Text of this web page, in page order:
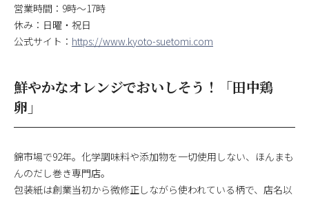
営業時間：9時～17時
休み：日曜・祝日
公式サイト： https://www.kyoto-suetomi.com
鮮やかなオレンジでおいしそう！「田中鶏
卵」
錦市場で92年。化学調味料や添加物を一切使用しない、ほんまも
んのだし巻き専門店。
包装紙は創業当初から微修正しながら使われている柄で、店名以